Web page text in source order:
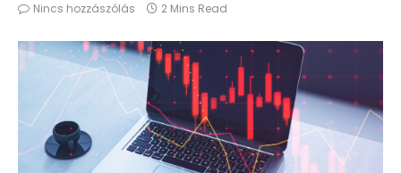
Nincs hozzászólás
2 Mins Read